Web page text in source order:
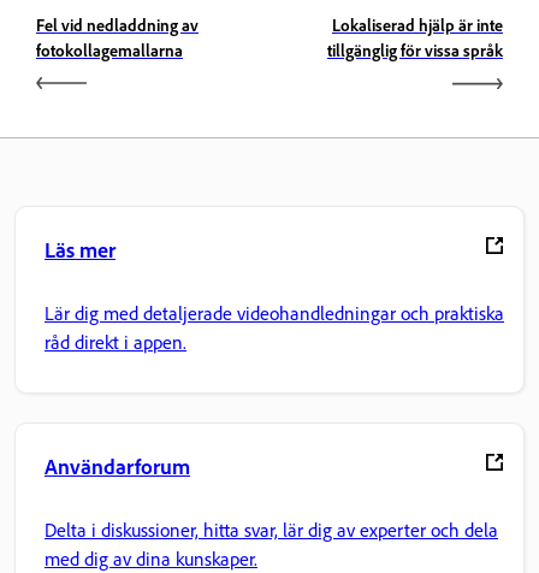
Fel vid nedladdning av
fotokollagemallarna
Lokaliserad hjälp är inte
tillgänglig för vissa språk
Läs mer
Lär dig med detaljerade videohandledningar och praktiska
råd direkt i appen.
Användarforum
Delta i diskussioner, hitta svar, lär dig av experter och dela
med dig av dina kunskaper.